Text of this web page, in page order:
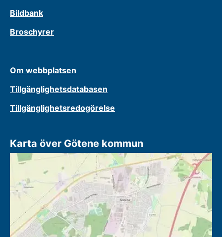
Bildbank
Broschyrer
Om webbplatsen
Tillgänglighetsdatabasen
Tillgänglighetsredogörelse
Karta över Götene kommun